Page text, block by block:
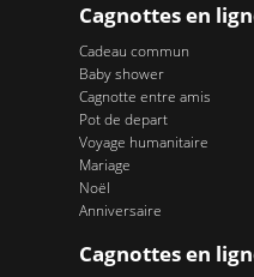
Cagnottes en
Cadeau commun
Baby shower
Cagnotte entre amis
Pot de depart
Voyage humanitaire
Mariage
Noël
Anniversaire
Cagnottes en